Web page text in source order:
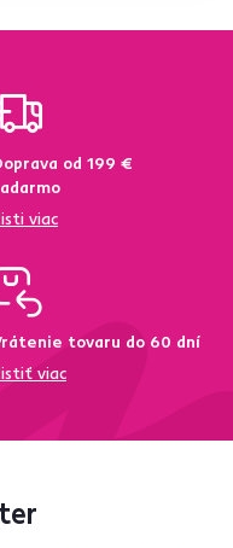
od 199 €
viac
tovaru do 60 dní
viac